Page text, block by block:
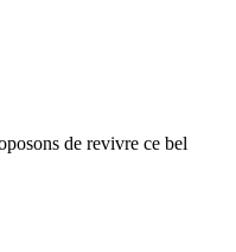
de revivre ce bel